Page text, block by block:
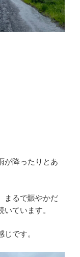
が降ったりとあ
まるで賑やかだ
ています。
です。